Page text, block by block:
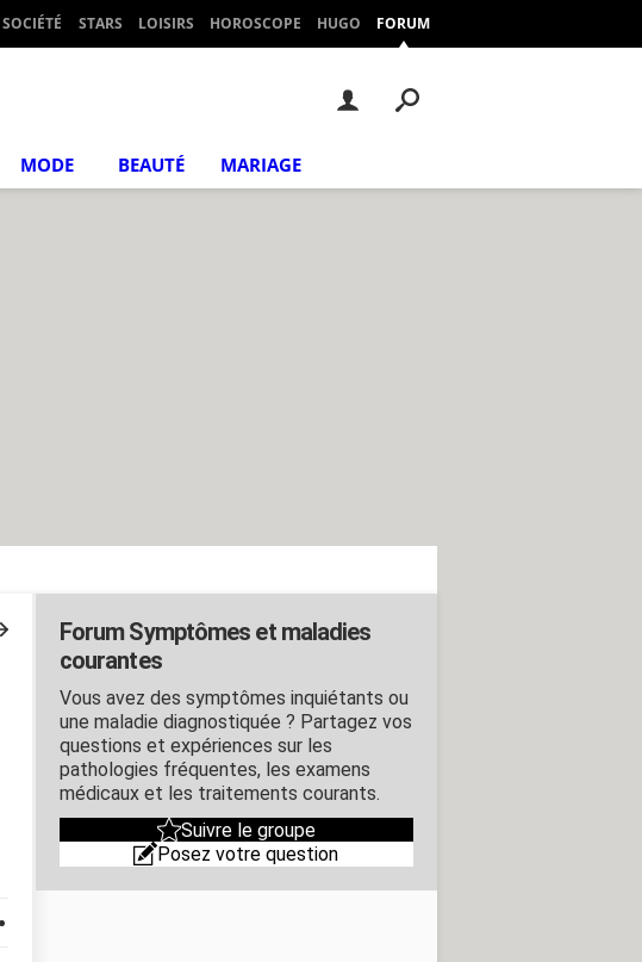
SOCIÉTÉ STARS LOISIRS HOROSCOPE HUGO FORUM
MODE BEAUTÉ MARIAGE
Forum Symptômes et maladies
courantes
Vous avez des symptômes inquiétants ou
une maladie diagnostiquée ? Partagez vos
questions et expériences sur les
pathologies fréquentes, les examens
médicaux et les traitements courants.
Suivre le groupe
Posez votre question